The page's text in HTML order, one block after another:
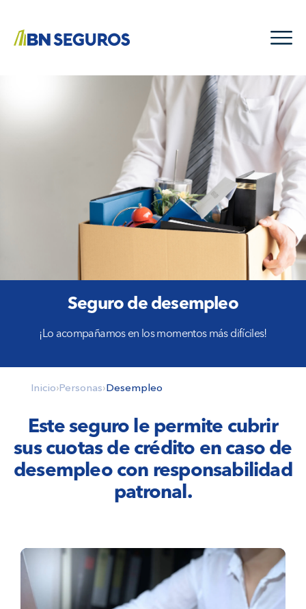
Seguro de desempleo
¡Lo acompañamos en los momentos más difíciles!
Inicio› Personas› Desempleo
Este seguro le permite cubrir
sus cuotas de crédito en caso de
desempleo con responsabilidad
patronal.